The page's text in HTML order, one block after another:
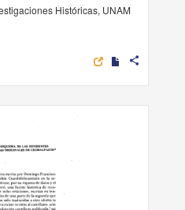
Históricas, UNAM
share